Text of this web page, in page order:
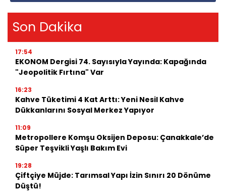
Son Dakika
17:54
EKONOM Dergisi 74. Sayısıyla Yayında: Kapağında
"Jeopolitik Fırtına" Var
16:23
Kahve Tüketimi 4 Kat Arttı: Yeni Nesil Kahve
Dükkanlarını Sosyal Merkez Yapıyor
11:09
Metropollere Komşu Oksijen Deposu: Çanakkale’de
Süper Teşvikli Yaşlı Bakım Evi
19:28
Çiftçiye Müjde: Tarımsal Yapı İzin Sınırı 20 Dönüme
Düştü!